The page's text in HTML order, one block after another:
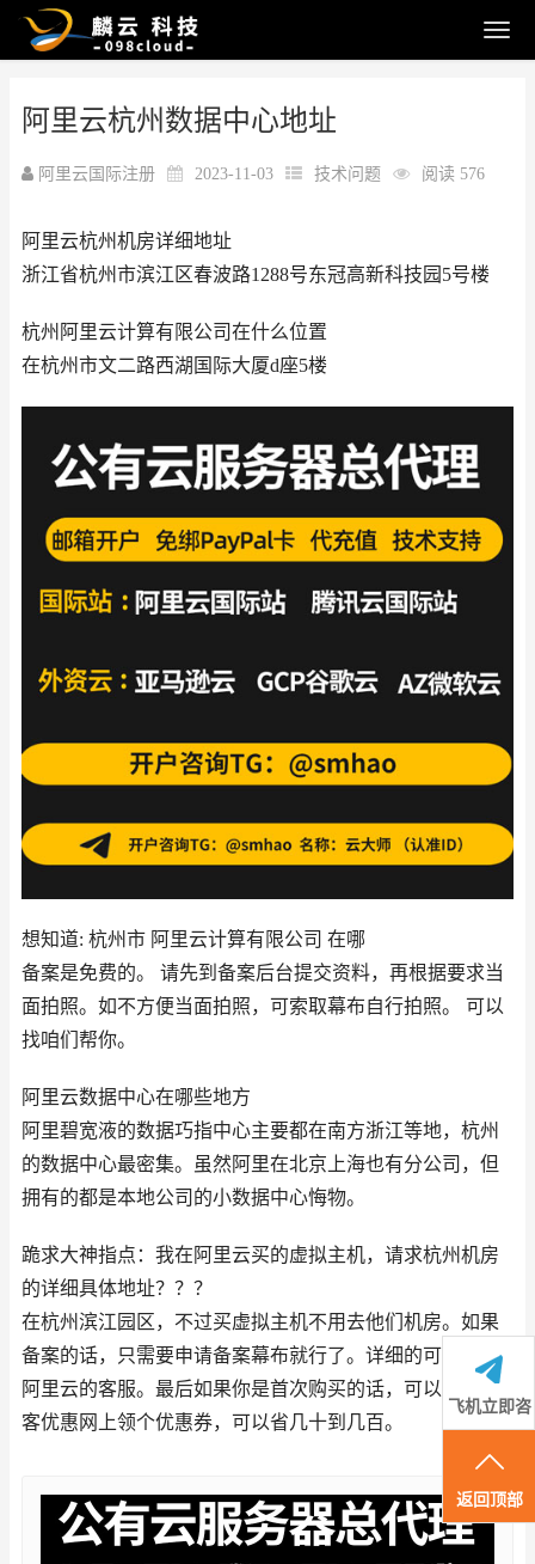
阿里云杭州数据中心地址
阿里云国际注册 2023-11-03 技术问题 阅读 576
阿里云杭州机房详细地址
浙江省杭州市滨江区春波路1288号东冠高新科技园5号楼
杭州阿里云计算有限公司在什么位置
在杭州市文二路西湖国际大厦d座5楼
想知道: 杭州市 阿里云计算有限公司 在哪
备案是免费的。 请先到备案后台提交资料，再根据要求当
面拍照。如不方便当面拍照，可索取幕布自行拍照。 可以
找咱们帮你。
阿里云数据中心在哪些地方
阿里碧宽液的数据巧指中心主要都在南方浙江等地，杭州
的数据中心最密集。虽然阿里在北京上海也有分公司，但
拥有的都是本地公司的小数据中心悔物。
跪求大神指点：我在阿里云买的虚拟主机，请求杭州机房
的详细具体地址？？？
在杭州滨江园区，不过买虚拟主机不用去他们机房。如果
备案的话，只需要申请备案幕布就行了。详细的可以问问
阿里云的客服。最后如果你是首次购买的话，可以去好侠
客优惠网上领个优惠券，可以省几十到几百。
飞机立即咨
询
返回顶部